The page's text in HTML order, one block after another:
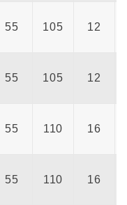
55 105 12
55 105 12
55 110 16
55 110 16